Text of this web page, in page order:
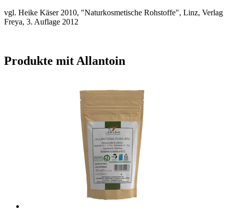
vgl. Heike Käser 2010, "Naturkosmetische Rohstoffe", Linz, Verlag
Freya, 3. Auflage 2012
Produkte mit Allantoin